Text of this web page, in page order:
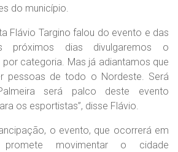
do município.
Flávio Targino falou do evento e das
próximos dias divulgaremos o
categoria. Mas já adiantamos que
pessoas de todo o Nordeste. Será
será palco deste evento
os esportistas”, disse Flávio.
o evento, que ocorrerá em
movimentar o cidade